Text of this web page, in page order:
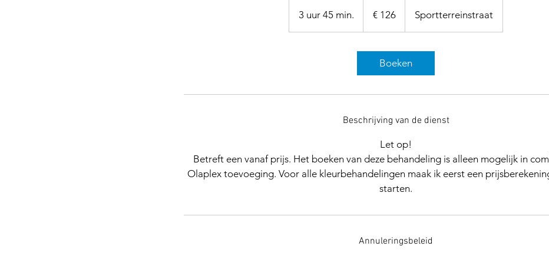
3 uur 45 min.
u
4
i
€ 126 Sportterreinstraat
Boeken
Beschrijving van de dienst
Let op!
Betreft een vanaf prijs. Het boeken van deze behandeling is alleen mogelijk in
Olaplex toevoeging. Voor alle kleurbehandelingen maak ik eerst een
starten.
Annuleringsbeleid